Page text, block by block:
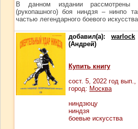
В данном издании рассмотрены
(рукопашного) боя ниндзя – нинпо
частью легендарного боевого
добавил(а): warlock
(Андрей)
Купить книгу
сост. 5, 2022 год
город: Москва
ниндзюцу
ниндзя
боевые искусства